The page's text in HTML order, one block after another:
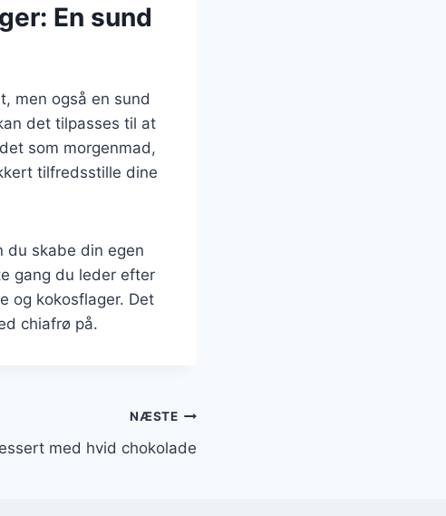
En sund
men også en sund
det tilpasses til at
som morgenmad,
tilfredsstille dine
du skabe din egen
gang du leder efter
og kokosflager. Det
chiafrø på.
NÆSTE
med hvid chokolade